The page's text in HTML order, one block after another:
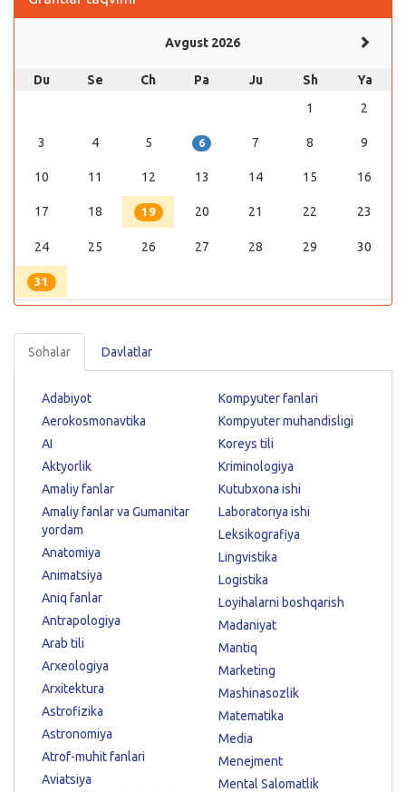
Avgust 2026
Du Se Ch Pa Ju Sh
Ya
1
2
3 4 5 6 7 8 9
10 11 12 13 14 15 16
17 18 19 20 21 22 23
24 25 26 27 28 29 30
31
Sohalar Davlatlar
Adabiyot
Aerokosmonavtika
AI
Aktyorlik
Amaliy fanlar
Amaliy fanlar va Gumanitar
yordam
Anatomiya
Animatsiya
Aniq fanlar
Antrapologiya
Arab tili
Arxeologiya
Arxitektura
Astrofizika
Astronomiya
Atrof-muhit fanlari
Aviatsiya
Kompyuter fanlari
Kompyuter muhandisligi
Koreys tili
Kriminologiya
Kutubxona ishi
Laboratoriya ishi
Leksikografiya
Lingvistika
Logistika
Loyihalarni boshqarish
Madaniyat
Mantiq
Marketing
Mashinasozlik
Matematika
Media
Menejment
Mental Salomatlik